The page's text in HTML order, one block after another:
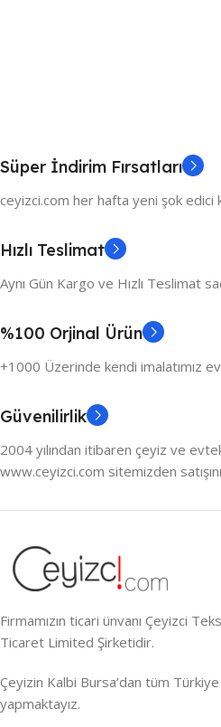
Süper İndirim Fırsatları
ceyizci.com her hafta yeni şok edici
Hızlı Teslimat
Aynı Gün Kargo ve Hızlı Teslimat
%100 Orjinal Ürün
+1000 Üzerinde kendi imalatımız
Güvenilirlik
2004 yılından itibaren çeyiz ve
www.ceyizci.com sitemizden
Firmamızın ticari ünvanı Çeyizci
Ticaret Limited Şirketidir.
Çeyizin Kalbi Bursa’dan tüm
yapmaktayız.